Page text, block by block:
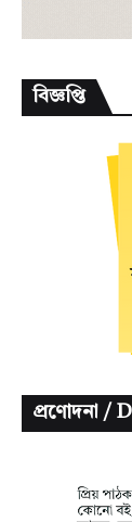
বিজ্ঞপ্তি
প্রণোদনা /